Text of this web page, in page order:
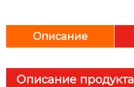
Описание
Описание продукта